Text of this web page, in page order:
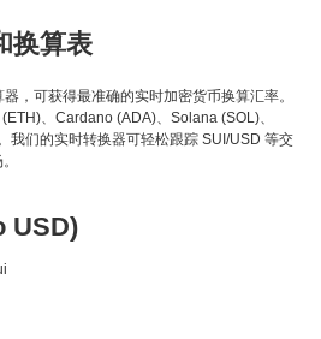
换算表
，可获得最准确的实时加密货币换算汇率。
、Cardano (ADA)、Solana (SOL)、
我们的实时转换器可轻松跟踪 SUI/USD 等交
USD)